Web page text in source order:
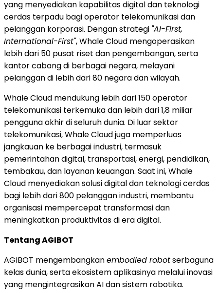
yang menyediakan kapabilitas digital dan teknologi
cerdas terpadu bagi operator telekomunikasi dan
pelanggan korporasi. Dengan strategi "AI-First,
International-First", Whale Cloud mengoperasikan
lebih dari 50 pusat riset dan pengembangan, serta
kantor cabang di berbagai negara, melayani
pelanggan di lebih dari 80 negara dan wilayah.
Whale Cloud mendukung lebih dari 150 operator
telekomunikasi terkemuka dan lebih dari 1,8 miliar
pengguna akhir di seluruh dunia. Di luar sektor
telekomunikasi, Whale Cloud juga memperluas
jangkauan ke berbagai industri, termasuk
pemerintahan digital, transportasi, energi, pendidikan,
tembakau, dan layanan keuangan. Saat ini, Whale
Cloud menyediakan solusi digital dan teknologi cerdas
bagi lebih dari 800 pelanggan industri, membantu
organisasi mempercepat transformasi dan
meningkatkan produktivitas di era digital.
Tentang AGIBOT
AGIBOT mengembangkanembodied robotserbaguna
kelas dunia, serta ekosistem aplikasinya melalui inovasi
yang mengintegrasikan AI dan sistem robotika.